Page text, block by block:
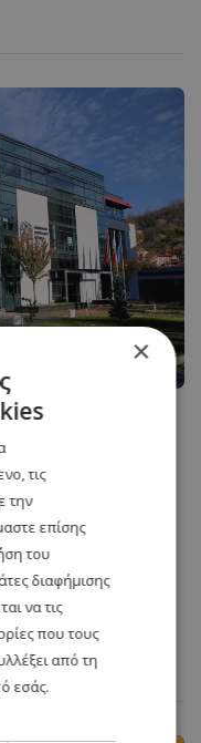
×
τις
την
επίσης
του
διαφήμισης
να τις
που τους
από τη
εσάς.